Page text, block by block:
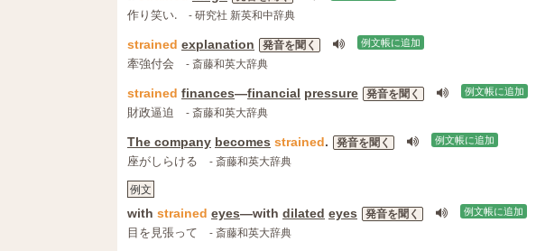
作り笑い. - 研究社 新英和中辞典
strained explanation 発音を聞く 例文帳に追加
牽強付会 - 斎藤和英大辞典
strained finances―financial pressure 発音を聞く 例文帳に追加
財政逼迫 - 斎藤和英大辞典
The company becomes strained. 発音を聞く 例文帳に追加
座がしらける
- 斎藤和英大辞典
例文
with strained eyes―with dilated eyes 発音を聞く 例文帳に追加
目を見張って - 斎藤和英大辞典